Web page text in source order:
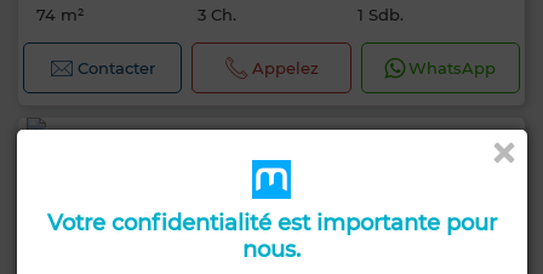
74 m² 3 Ch. 1 Sdb.
Contacter Appelez WhatsApp
Votre confidentialité est importante pour
nous.